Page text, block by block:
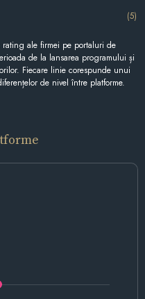
(5)
ale firmei pe portaluri de
de la lansarea programului și
Fiecare linie corespunde unui
de nivel între platforme.